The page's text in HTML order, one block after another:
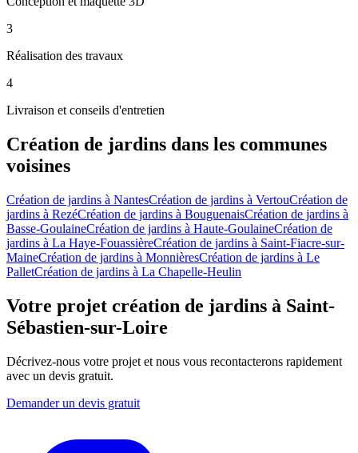
3
Réalisation des travaux
4
Livraison et conseils d'entretien
Création de jardins dans les communes
voisines
Création de jardins à NantesCréation de jardins à VertouCréation de
jardins à RezéCréation de jardins à BouguenaisCréation de jardins à
Basse-GoulaineCréation de jardins à Haute-GoulaineCréation de
jardins à La Haye-FouassièreCréation de jardins à Saint-Fiacre-sur-
MaineCréation de jardins à MonnièresCréation de jardins à Le
PalletCréation de jardins à La Chapelle-Heulin
Votre projet création de jardins à Saint-
Sébastien-sur-Loire
Décrivez-nous votre projet et nous vous recontacterons rapidement
avec un devis gratuit.
Demander un devis gratuit